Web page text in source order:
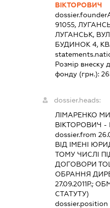
ВІКТОРОВИЧ
91055,
ЛУГАНСЬК,
БУДИНОК 4,
Розмір внеску
фонду (грн.):
dossier.heads:
ЛІМАРЕНКО
ВІКТОРОВИЧ -
dossier.from
ВІД ІМЕНІ
ТОМУ ЧИСЛІ
ДОГОВОРИ
ОБРАННЯ
27.09.2011Р.;
СТАТУТУ)
dossier.position